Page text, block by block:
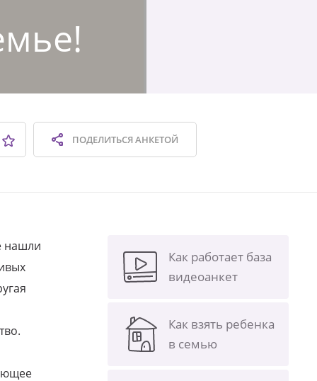
ПОДЕЛИТЬСЯАНКЕТОЙ
нашли
Как работает база
видеоанкет
Как взять ребенка
в семью